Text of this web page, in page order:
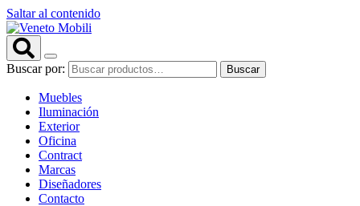
Saltar al contenido
Buscar por: Buscar
Muebles
Iluminación
Exterior
Oficina
Contract
Marcas
Diseñadores
Contacto